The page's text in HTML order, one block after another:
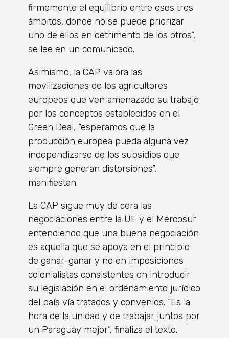
firmemente el equilibrio entre esos tres
ámbitos, donde no se puede priorizar
uno de ellos en detrimento de los otros”,
se lee en un comunicado.
Asimismo, la CAP valora las
movilizaciones de los agricultores
europeos que ven amenazado su trabajo
por los conceptos establecidos en el
Green Deal, “esperamos que la
producción europea pueda alguna vez
independizarse de los subsidios que
siempre generan distorsiones”,
manifiestan.
La CAP sigue muy de cera las
negociaciones entre la UE y el Mercosur
entendiendo que una buena negociación
es aquella que se apoya en el principio
de ganar-ganar y no en imposiciones
colonialistas consistentes en introducir
su legislación en el ordenamiento jurídico
del país vía tratados y convenios. “Es la
hora de la unidad y de trabajar juntos por
un Paraguay mejor”, finaliza el texto.